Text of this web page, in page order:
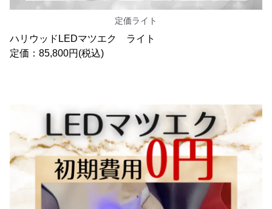
定価ライト
ハリウッドLEDマツエク ライト
定価：85,800円(税込)